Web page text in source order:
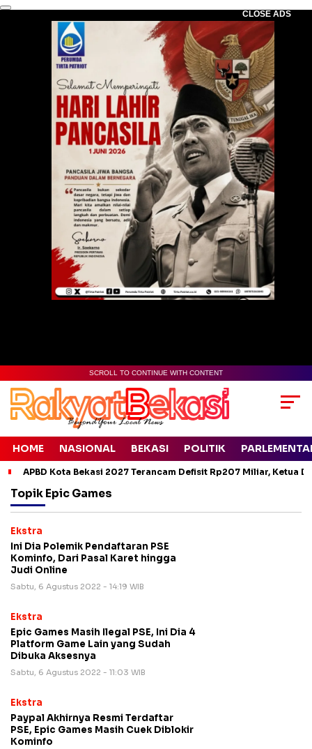
CLOSE ADS
SCROLL TO CONTINUE WITH CONTENT
HOME NASIONAL BEKASI POLITIK
APBD Kota Bekasi 2027 Terancam Defisit Rp207 Miliar, Ketua
Topik Epic Games
Ekstra
Ini Dia Polemik Pendaftaran PSE
Kominfo, Dari Pasal Karet hingga
Judi Online
Sabtu, 6 Agustus 2022 - 14:19 WIB
Ekstra
Epic Games Masih Ilegal PSE, Ini Dia 4
Platform Game Lain yang Sudah
Dibuka Aksesnya
Sabtu, 6 Agustus 2022 - 11:03 WIB
Ekstra
Paypal Akhirnya Resmi Terdaftar
PSE, Epic Games Masih Cuek Diblokir
Kominfo